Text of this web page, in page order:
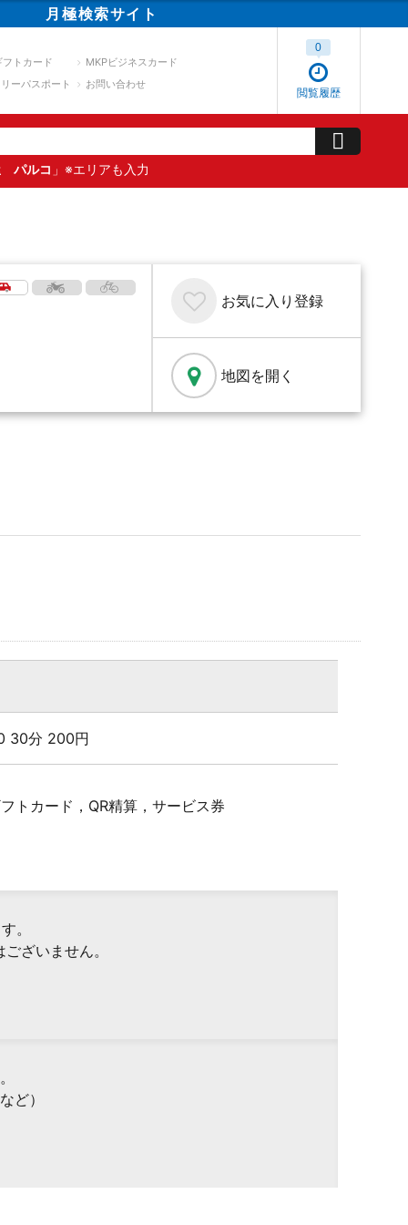
月極検索サイト
フトカード
MKPビジネスカード
ーパスポート
お問い合わせ
閲覧履歴
0
パルコ 」※エリアも入力
お気に入り 登録
地図を開く
30分 200円
トカード，QR精算，サービス券
。
ざいません。
ど）